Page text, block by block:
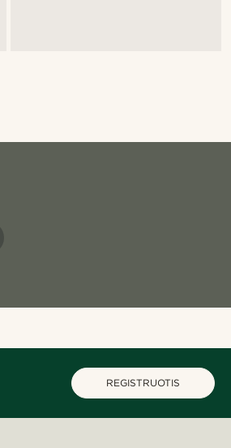
REGISTRUOTIS